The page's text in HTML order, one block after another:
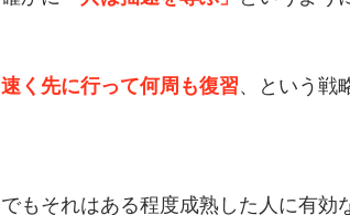
速く先に行って何周も復習、という戦
でもそれはある程度成熟した人に有効